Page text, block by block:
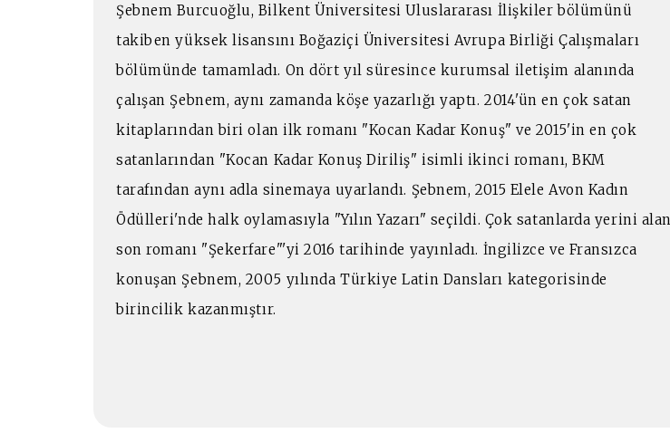
Şebnem Burcuoğlu, Bilkent Üniversitesi Uluslararası İlişkiler bölümünü
takiben yüksek lisansını Boğaziçi Üniversitesi Avrupa Birliği Çalışmaları
bölümünde tamamladı. On dört yıl süresince kurumsal iletişim alanında
çalışan Şebnem, aynı zamanda köşe yazarlığı yaptı. 2014'ün en çok satan
kitaplarından biri olan ilk romanı "Kocan Kadar Konuş" ve 2015'in en çok
satanlarından "Kocan Kadar Konuş Diriliş" isimli ikinci romanı, BKM
tarafından aynı adla sinemaya uyarlandı. Şebnem, 2015 Elele Avon Kadın
Ödülleri'nde halk oylamasıyla "Yılın Yazarı" seçildi. Çok satanlarda yerini alan
son romanı "Şekerfare"'yi 2016 tarihinde yayınladı. İngilizce ve Fransızca
konuşan Şebnem, 2005 yılında Türkiye Latin Dansları kategorisinde
birincilik kazanmıştır.